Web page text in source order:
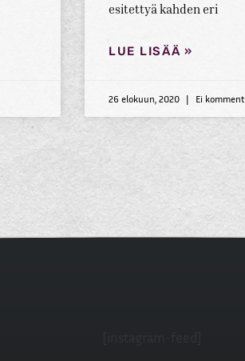
esitettyä kahden eri
LUE LISÄÄ »
26 elokuun, 2020 Ei